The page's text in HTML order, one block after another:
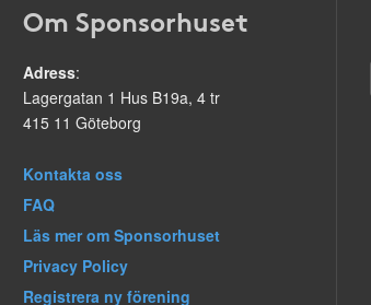
Om Sponsorhuset
Adress:
Lagergatan 1 Hus B19a, 4 tr
415 11 Göteborg
Kontakta oss
FAQ
Läs mer om Sponsorhuset
Privacy Policy
Registrera ny förening